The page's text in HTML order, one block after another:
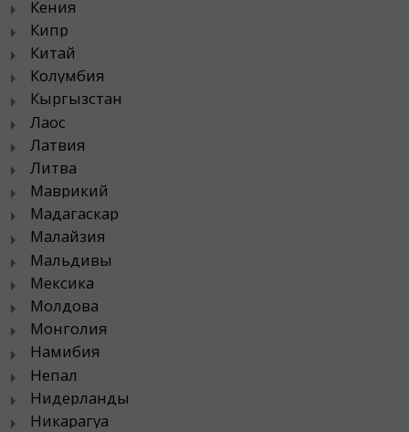
Кения
Кипр
Китай
Колумбия
Кыргызстан
Лаос
Латвия
Литва
Маврикий
Мадагаскар
Малайзия
Мальдивы
Мексика
Молдова
Монголия
Намибия
Непал
Нидерланды
Никарагуа